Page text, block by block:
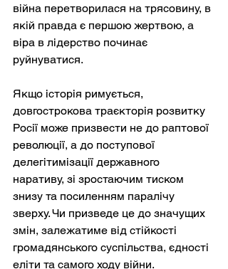
війна перетворилася на трясовину, в
якій правда є першою жертвою, а
віра в лідерство починає
руйнуватися.
Якщо історія римується,
довгострокова траєкторія розвитку
Росії може призвести не до раптової
революції, а до поступової
делегітимізації державного
наративу, зі зростаючим тиском
знизу та посиленням паралічу
зверху. Чи призведе це до значущих
змін, залежатиме від стійкості
громадянського суспільства, єдності
еліти та самого ходу війни.